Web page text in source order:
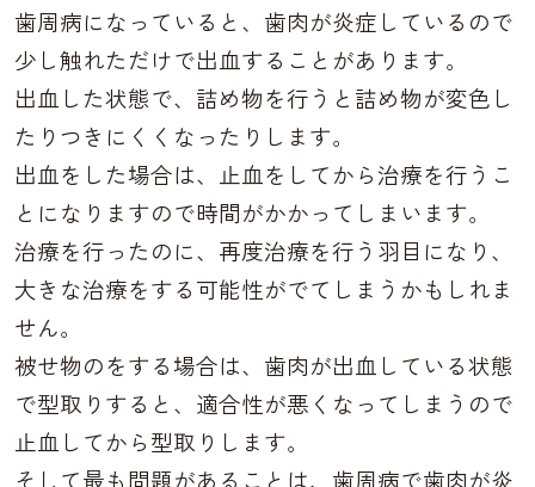
歯周病になっていると、歯肉が炎症しているので
少し触れただけで出血することがあります。
出血した状態で、詰め物を行うと詰め物が変色し
たりつきにくくなったりします。
出血をした場合は、止血をしてから治療を行うこ
とになりますので時間がかかってしまいます。
治療を行ったのに、再度治療を行う羽目になり、
大きな治療をする可能性がでてしまうかもしれま
せん。
被せ物のをする場合は、歯肉が出血している状態
で型取りすると、適合性が悪くなってしまうので
止血してから型取りします。
そして最も問題があることは、歯周病で歯肉が炎